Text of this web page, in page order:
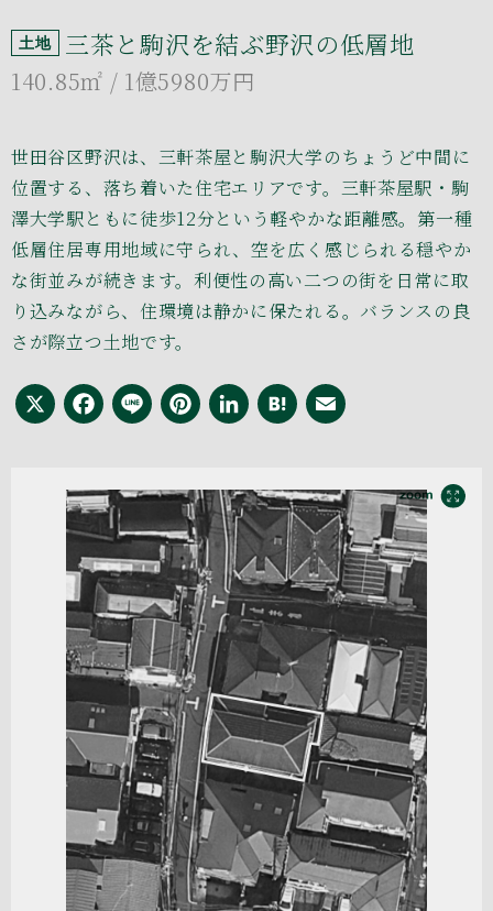
土地 三茶と駒沢を結ぶ野沢の低層地
140.85㎡ / 1億5980万円
世田谷区野沢は、三軒茶屋と駒沢大学のちょうど中間に
位置する、落ち着いた住宅エリアです。三軒茶屋駅・駒
澤大学駅ともに徒歩12分という軽やかな距離感。第一種
低層住居専用地域に守られ、空を広く感じられる穏やか
な街並みが続きます。利便性の高い二つの街を日常に取
り込みながら、住環境は静かに保たれる。バランスの良
さが際立つ土地です。
X Facebook
LinePinterest
LinkedIn
Hatena